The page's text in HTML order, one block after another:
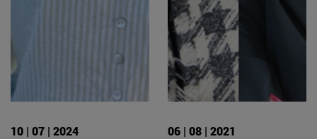
10 | 07 | 2024 06 | 08 | 2021